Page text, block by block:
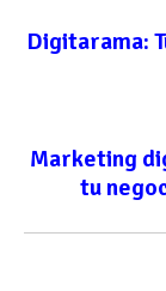
entre
Digitarama:
Marketing
tu